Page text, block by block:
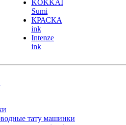
KOKKAI
Sumi
КРАСКА
ink
Intenze
ink
тату машинки